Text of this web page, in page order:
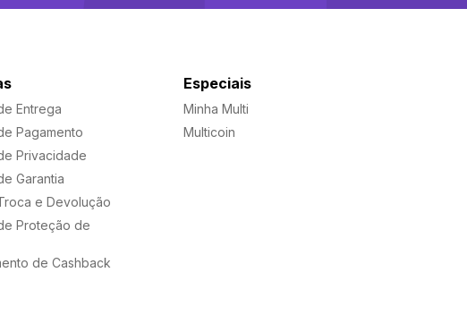
Entrega
Pagamento
Privacidade
Garantia
e Devolução
Proteção de
de Cashback
Especiais
Minha Multi
Multicoin